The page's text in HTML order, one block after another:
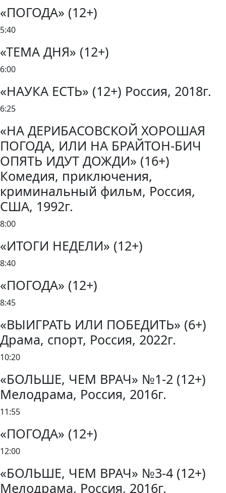
«ПОГОДА» (12+)
5:40
«ТЕМА ДНЯ» (12+)
6:00
«НАУКА ЕСТЬ» (12+) Россия, 2018г.
6:25
«НА ДЕРИБАСОВСКОЙ ХОРОШАЯ
ПОГОДА, ИЛИ НА БРАЙТОН-БИЧ
ОПЯТЬ ИДУТ ДОЖДИ» (16+)
Комедия, приключения,
криминальный фильм, Россия,
США, 1992г.
8:00
«ИТОГИ НЕДЕЛИ» (12+)
8:40
«ПОГОДА» (12+)
8:45
«ВЫИГРАТЬ ИЛИ ПОБЕДИТЬ» (6+)
Драма, спорт, Россия, 2022г.
10:20
«БОЛЬШЕ, ЧЕМ ВРАЧ» №1-2 (12+)
Мелодрама, Россия, 2016г.
11:55
«ПОГОДА» (12+)
12:00
«БОЛЬШЕ, ЧЕМ ВРАЧ» №3-4 (12+)
Мелодрама, Россия, 2016г.